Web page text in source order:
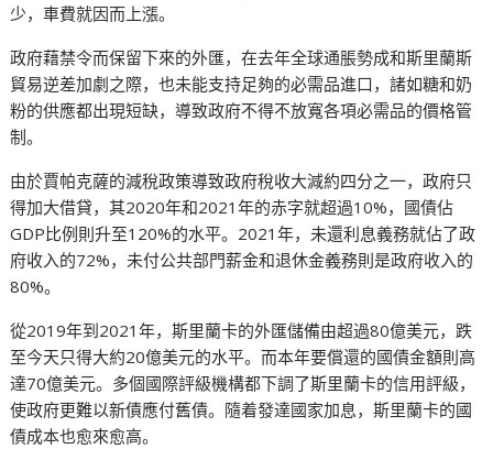
少，車費就因而上漲。
政府藉禁令而保留下來的外匯，在去年全球通脹勢成和斯里蘭斯
貿易逆差加劇之際，也未能支持足夠的必需品進口，諸如糖和奶
粉的供應都出現短缺，導致政府不得不放寬各項必需品的價格管
制。
由於賈帕克薩的減稅政策導致政府稅收大減約四分之一，政府只
得加大借貸，其2020年和2021年的赤字就超過10%，國債佔
GDP比例則升至120%的水平。2021年，未還利息義務就佔了政
府收入的72%，未付公共部門薪金和退休金義務則是政府收入的
80%。
從2019年到2021年，斯里蘭卡的外匯儲備由超過80億美元，跌
至今天只得大約20億美元的水平。而本年要償還的國債金額則高
達70億美元。多個國際評級機構都下調了斯里蘭卡的信用評級，
使政府更難以新債應付舊債。隨着發達國家加息，斯里蘭卡的國
債成本也愈來愈高。